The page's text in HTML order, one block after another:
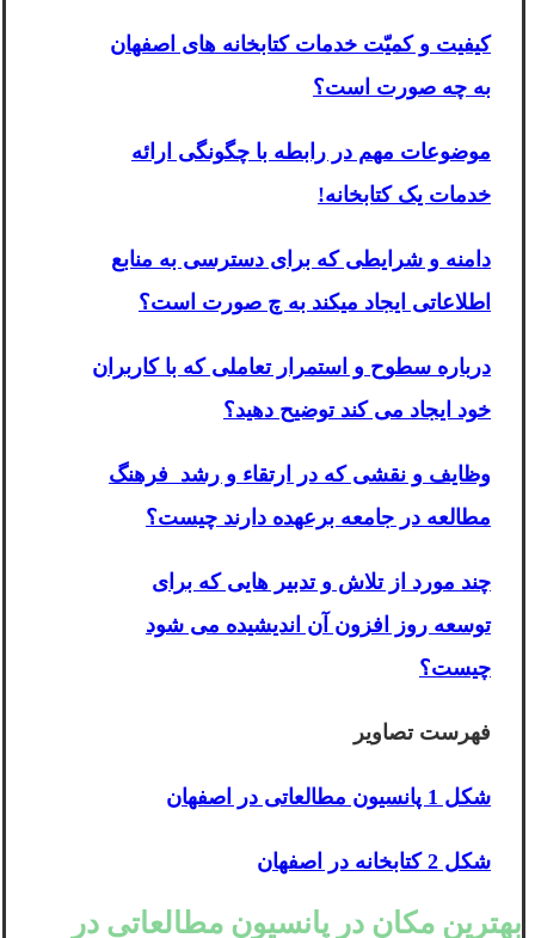
کیفیت و کمیّت خدمات کتابخانه های اصفهان
به چه صورت است؟
موضوعات مهم در رابطه با چگونگی ارائه
خدمات یک کتابخانه!
دامنه و شرایطی که برای دسترسی به منابع
اطلاعاتی ایجاد میکند به چ صورت است؟
درباره سطوح و استمرار تعاملی که با کاربران
خود ایجاد می کند توضیح دهید؟
وظایف و نقشی که در ارتقاء و رشد فرهنگ
مطالعه در جامعه برعهده دارند چیست؟
چند مورد از تلاش و تدبیر هایی که برای
توسعه روز افزون آن اندیشیده می شود
چیست؟
فهرست تصاویر
شکل 1 پانسیون مطالعاتی در اصفهان
شکل 2 کتابخانه در اصفهان
بهترین مکان در پانسیون مطالعاتی در